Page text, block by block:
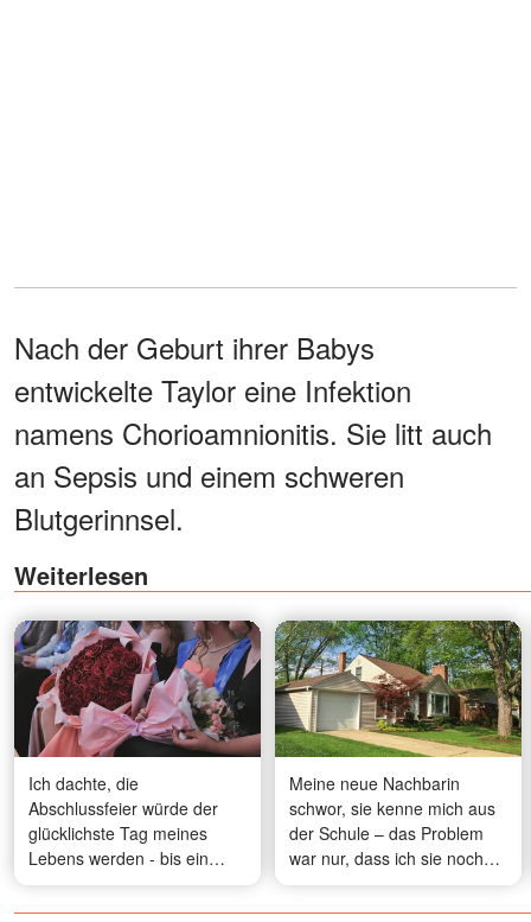
Nach der Geburt ihrer Babys
entwickelte Taylor eine Infektion
namens Chorioamnionitis. Sie litt auch
an Sepsis und einem schweren
Blutgerinnsel.
Weiterlesen
Ich dachte, die
Abschlussfeier würde der
glücklichste Tag meines
Lebens werden - bis ein
Mädchen mit meinem
Gesicht über die Bühne ging
Meine neue Nachbarin
schwor, sie kenne mich aus
der Schule – das Problem
war nur, dass ich sie noch
nie gesehen hatte